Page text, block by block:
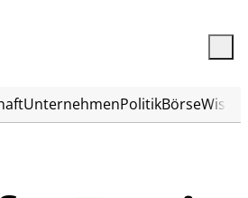
UnternehmenPolitikBörse